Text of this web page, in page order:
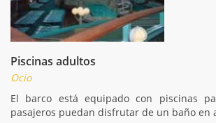
Piscinas adultos
Ocio
El barco está equipado con piscinas
pasajeros puedan disfrutar de un baño en